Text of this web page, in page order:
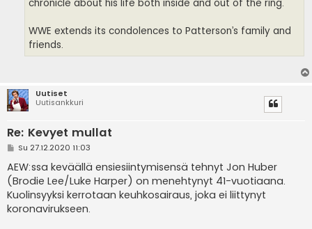
chronicle about his life both inside and out of the ring.
WWE extends its condolences to Patterson’s family and
friends.
Uutiset
Uutisankkuri
Re: Kevyet mullat
V
e
s
t
i
Su 27.12.2020 11:03
AEW:ssa keväällä ensiesiintymisensä tehnyt Jon Huber
(Brodie Lee/Luke Harper) on menehtynyt 41-vuotiaana.
Kuolinsyyksi kerrotaan keuhkosairaus, joka ei liittynyt
koronavirukseen.